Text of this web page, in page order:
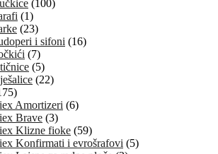
(100)
(1)
(23)
i sifoni (16)
(7)
(5)
(22)
Amortizeri (6)
Brave (3)
Klizne fioke (59)
Konfirmati i evrošrafovi (5)